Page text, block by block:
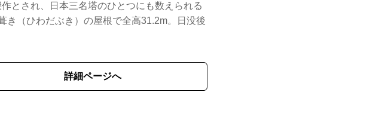
とされ、日本三名塔のひとつにも数えられる
き（ひわだぶき）の屋根で全高31.2m。日没後
詳細ページへ